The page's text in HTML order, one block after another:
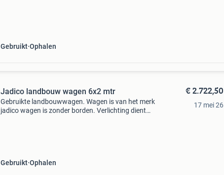
Gebruikt Ophalen
Jadico landbouw wagen 6x2 mtr
Gebruikte landbouwwagen. Wagen is van het merk
jadico wagen is zonder borden. Verlichting dient
Gebruikt Ophalen
€ 2.722,50
17 mei 26